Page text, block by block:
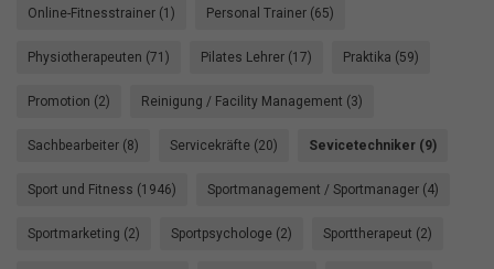
Online-Fitnesstrainer (1) Personal Trainer (65)
Physiotherapeuten (71) Pilates Lehrer (17) Praktika (59)
Promotion (2) Reinigung / Facility Management (3)
Sachbearbeiter (8) Servicekräfte (20) Sevicetechniker (9)
Sport und Fitness (1946) Sportmanagement / Sportmanager (4)
Sportmarketing (2) Sportpsychologe (2) Sporttherapeut (2)